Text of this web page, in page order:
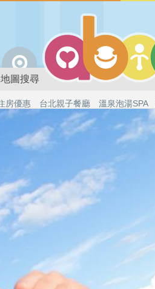
地圖搜尋
房優惠 台北親子餐廳 溫泉泡湯SPA